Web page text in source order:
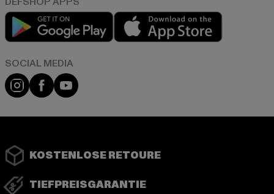
Play market
Instagram
FacebookYouTube
KOSTENLOSE RETOURE
TIEFPREISGARANTIE